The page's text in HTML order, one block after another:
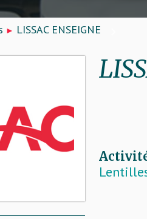
LISSAC ENSEIGNE